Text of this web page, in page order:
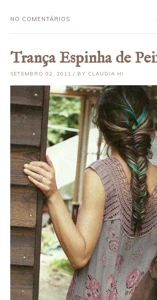
NO COMENTÁRIOS
Trança Espinha de
SETEMBRO 02, 2011 / BY CLAUDIA HI